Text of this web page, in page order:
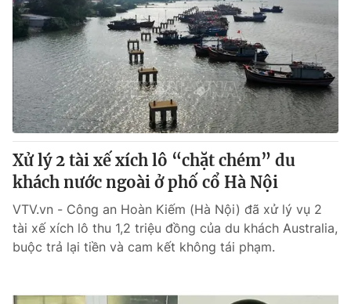
Xử lý 2 tài xế xích lô “chặt chém” du
khách nước ngoài ở phố cổ Hà Nội
VTV.vn - Công an Hoàn Kiếm (Hà Nội) đã xử lý vụ 2
tài xế xích lô thu 1,2 triệu đồng của du khách Australia,
buộc trả lại tiền và cam kết không tái phạm.